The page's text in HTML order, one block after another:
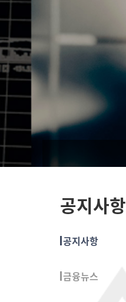
공지사항
공지사항
금융뉴스